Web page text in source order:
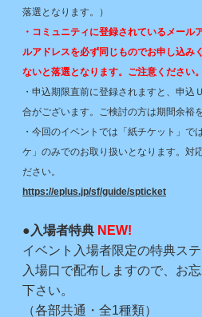
落選となります。）
・コミュニティに登録されているメー
ルアドレスを必ず同じものでお申し込み
ないと落選となります。ご注意ください。
・申込期限直前に登録されますと、申込
合がございます。ご検討の方は期間余裕
・今回のイベントでは「紙チケット」で
ケ」のみでのお取り扱いとなります。対
ださい。
https://eplus.jp/sf/guide/spticket
●入場者特典 NEW!
イベント入場者限定の特典ス
入場口で配布しますので、お
下さい。
（各部共通・全1種類）